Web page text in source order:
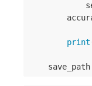
print
    save_path